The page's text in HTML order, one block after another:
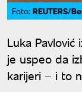
Foto: REUTERS/
Luka
je uspeo da
karijeri – i to